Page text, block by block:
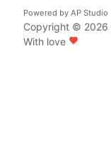
Powered by AP Studio
Copyright © 2026
With love favorite